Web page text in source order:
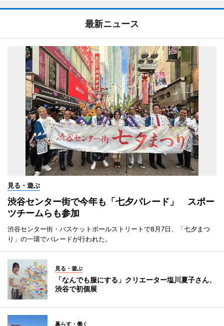
最新ニュース
見る・遊ぶ
渋谷センター街で今年も「七夕パレード」 スポー
ツチームらも参加
渋谷センター街・バスケットボールストリートで8月7日、「七夕まつ
り」の一環でパレードが行われた。
見る・遊ぶ
「なんでも服にする」クリエーター塩川夏子さん、
渋谷で初個展
暮らす・働く